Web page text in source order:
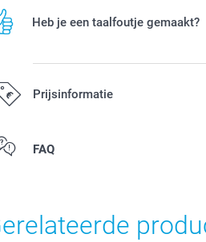
Heb je een taalfoutje gemaakt?
Prijsinformatie
prijzen zijn in EURO (€) inclusief
FAQ